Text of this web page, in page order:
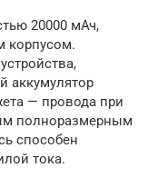
20000 мАч,
корпусом.
аккумулятор
— провода при
полноразмерным
способен
тока.